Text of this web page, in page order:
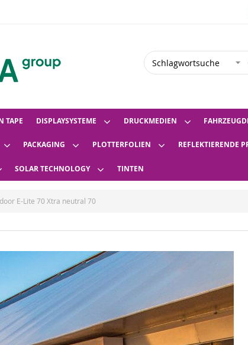
TAPE DISPLAYSYSTEME DRUCKMEDIEN
PACKAGING PLOTTERFOLIEN REFLEKTIERENDE
SOLAR TECHNOLOGY TINTEN
E-Lite 70 Xtra neutral 70